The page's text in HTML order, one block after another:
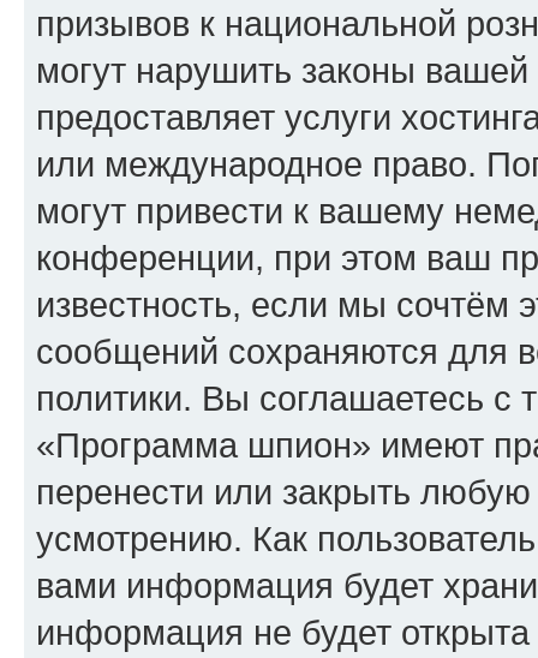
призывов к национальной
могут нарушить законы
предоставляет услуги
или международное право.
могут привести к вашему
конференции, при этом ваш
известность, если мы сочтём
сообщений сохраняются для
политики. Вы соглашаетесь
«Программа шпион» имеют
перенести или закрыть
усмотрению. Как
вами информация будет
информация не будет